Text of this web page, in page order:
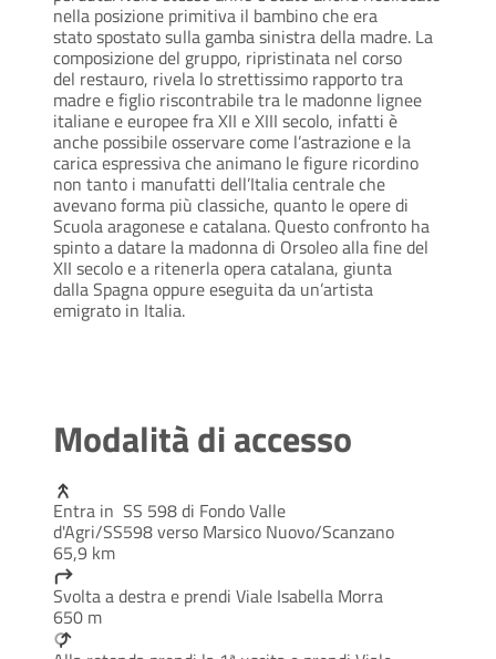
nella posizione primitiva il bambino che era
stato spostato sulla gamba sinistra della madre. La
composizione del gruppo, ripristinata nel corso
del restauro, rivela lo strettissimo rapporto tra
madre e figlio riscontrabile tra le madonne lignee
italiane e europee fra XII e XIII secolo, infatti è
anche possibile osservare come l’astrazione e la
carica espressiva che animano le figure ricordino
non tanto i manufatti dell’Italia centrale che
avevano forma più classiche, quanto le opere di
Scuola aragonese e catalana. Questo confronto ha
spinto a datare la madonna di Orsoleo alla fine del
XII secolo e a ritenerla opera catalana, giunta
dalla Spagna oppure eseguita da un’artista
emigrato in Italia.
Modalità di accesso
Entra in SS 598 di Fondo Valle
d'Agri/SS598 verso Marsico Nuovo/Scanzano
65,9 km
Svolta a destra e prendi Viale Isabella Morra
650 m